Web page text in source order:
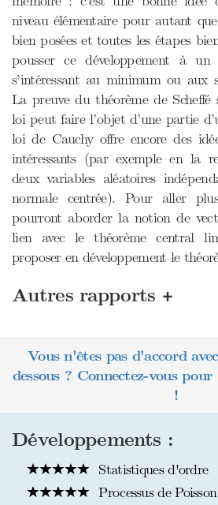
niveau élémentaire pour autant
bien posées et toutes les étapes
pousser ce développement à
s’intéressant au minimum ou aux
La preuve du théorème de Scheffé
loi peut faire l’objet d’une partie
loi de Cauchy offre encore des
intéressants (par exemple en la
deux variables aléatoires
normale centrée). Pour aller
pourront aborder la notion de
lien avec le théorème central
proposer en développement le
Autres rapports +
Vous n'êtes pas d'accord
dessous ? Connectez-vous
!
Développements :
Statistiques d'ordre
Processus de Poisson